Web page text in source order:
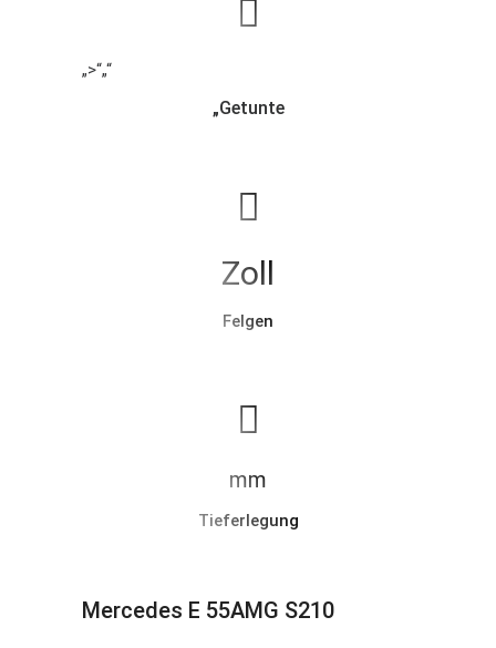
„>“„“
„Getunte
Zoll
Felgen
mm
Tieferlegung
Mercedes E 55AMG S210